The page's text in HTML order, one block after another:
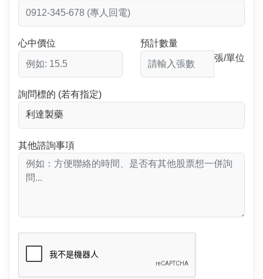
心中價位
預計數量
張/單位
詢問標的 (若有指定)
其他諮詢事項